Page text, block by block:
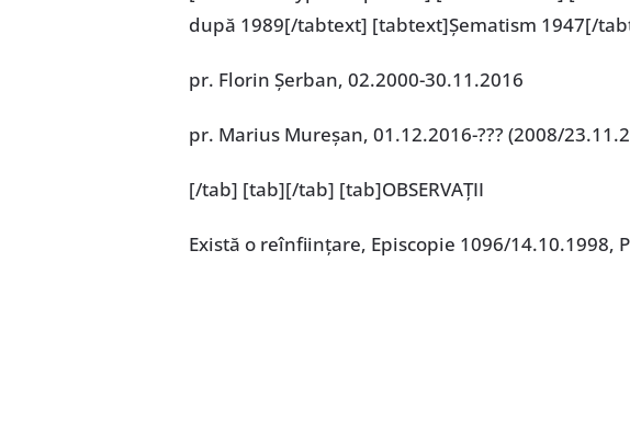
după 1989[/tabtext] [tabtext]Şematism 1947[/
pr. Florin Șerban, 02.2000-30.11.2016
pr. Marius Mureșan, 01.12.2016-??? (2008/
[/tab] [tab][/tab] [tab]OBSERVAȚII
Există o reînființare, Episcopie 1096/